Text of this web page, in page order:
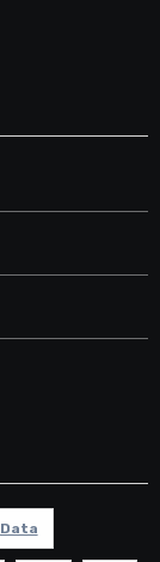
Data